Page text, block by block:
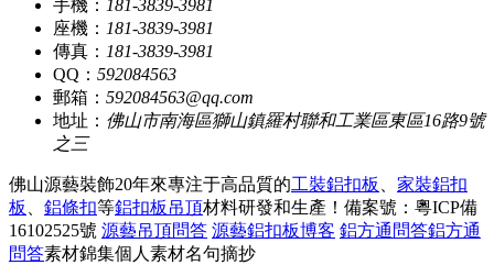
手機： 181-3839-3981
座機： 181-3839-3981
傳真： 181-3839-3981
QQ： 592084563
郵箱： 592084563@qq.com
地址： 佛山市南海區獅山鎮羅村聯和工業區東區16路9號
之三
佛山源藝裝飾20年來專注于高品質的工裝鋁扣板
家裝鋁扣
板
鋁條扣等鋁扣板吊頂材料研發和生產！ 備案號：粵ICP備
16102525號 源藝吊頂問答 源藝鋁扣板博客 鋁方通問答鋁方通
問答素材錦集個人素材名句摘抄